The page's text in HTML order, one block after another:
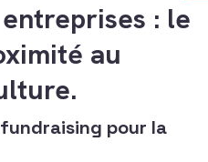
: le
au
pour la